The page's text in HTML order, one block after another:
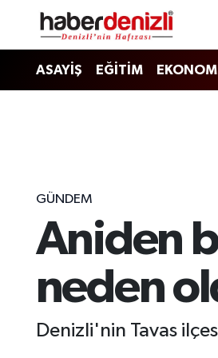
ASAYİŞ EĞİTİM EKONOMİ
GÜNDEM
Aniden
neden
Denizli'nin Tavas
Denizli Nöbetçi Eczaneler
Tüm Manşetler
Haber Arşivi